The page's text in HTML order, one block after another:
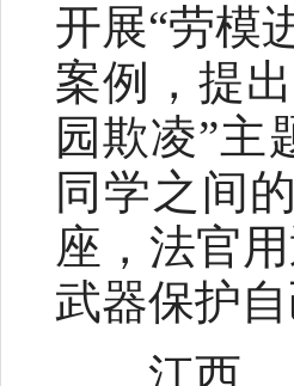
开展“劳模
案例，提
园欺凌”主
同学之间
座，法官
武器保护自